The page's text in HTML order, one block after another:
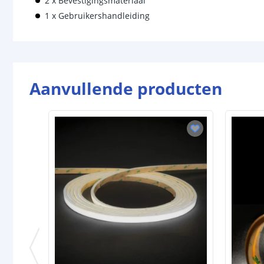
1 x Gebruikershandleiding
Aanvullende producten